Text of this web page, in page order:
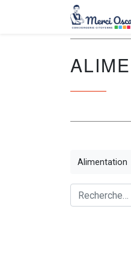
Alimentation